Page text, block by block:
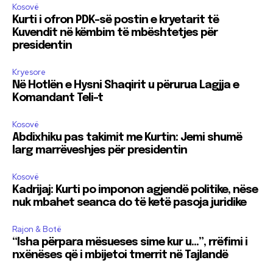
Kosovë
Kurti i ofron PDK-së postin e kryetarit të
Kuvendit në këmbim të mbështetjes për
presidentin
Kryesore
Në Hotlën e Hysni Shaqirit u përurua Lagjja e
Komandant Teli-t
Kosovë
Abdixhiku pas takimit me Kurtin: Jemi shumë
larg marrëveshjes për presidentin
Kosovë
Kadrijaj: Kurti po imponon agjendë politike, nëse
nuk mbahet seanca do të ketë pasoja juridike
Rajon & Botë
“Isha përpara mësueses sime kur u…”, rrëfimi i
nxënëses që i mbijetoi tmerrit në Tajlandë